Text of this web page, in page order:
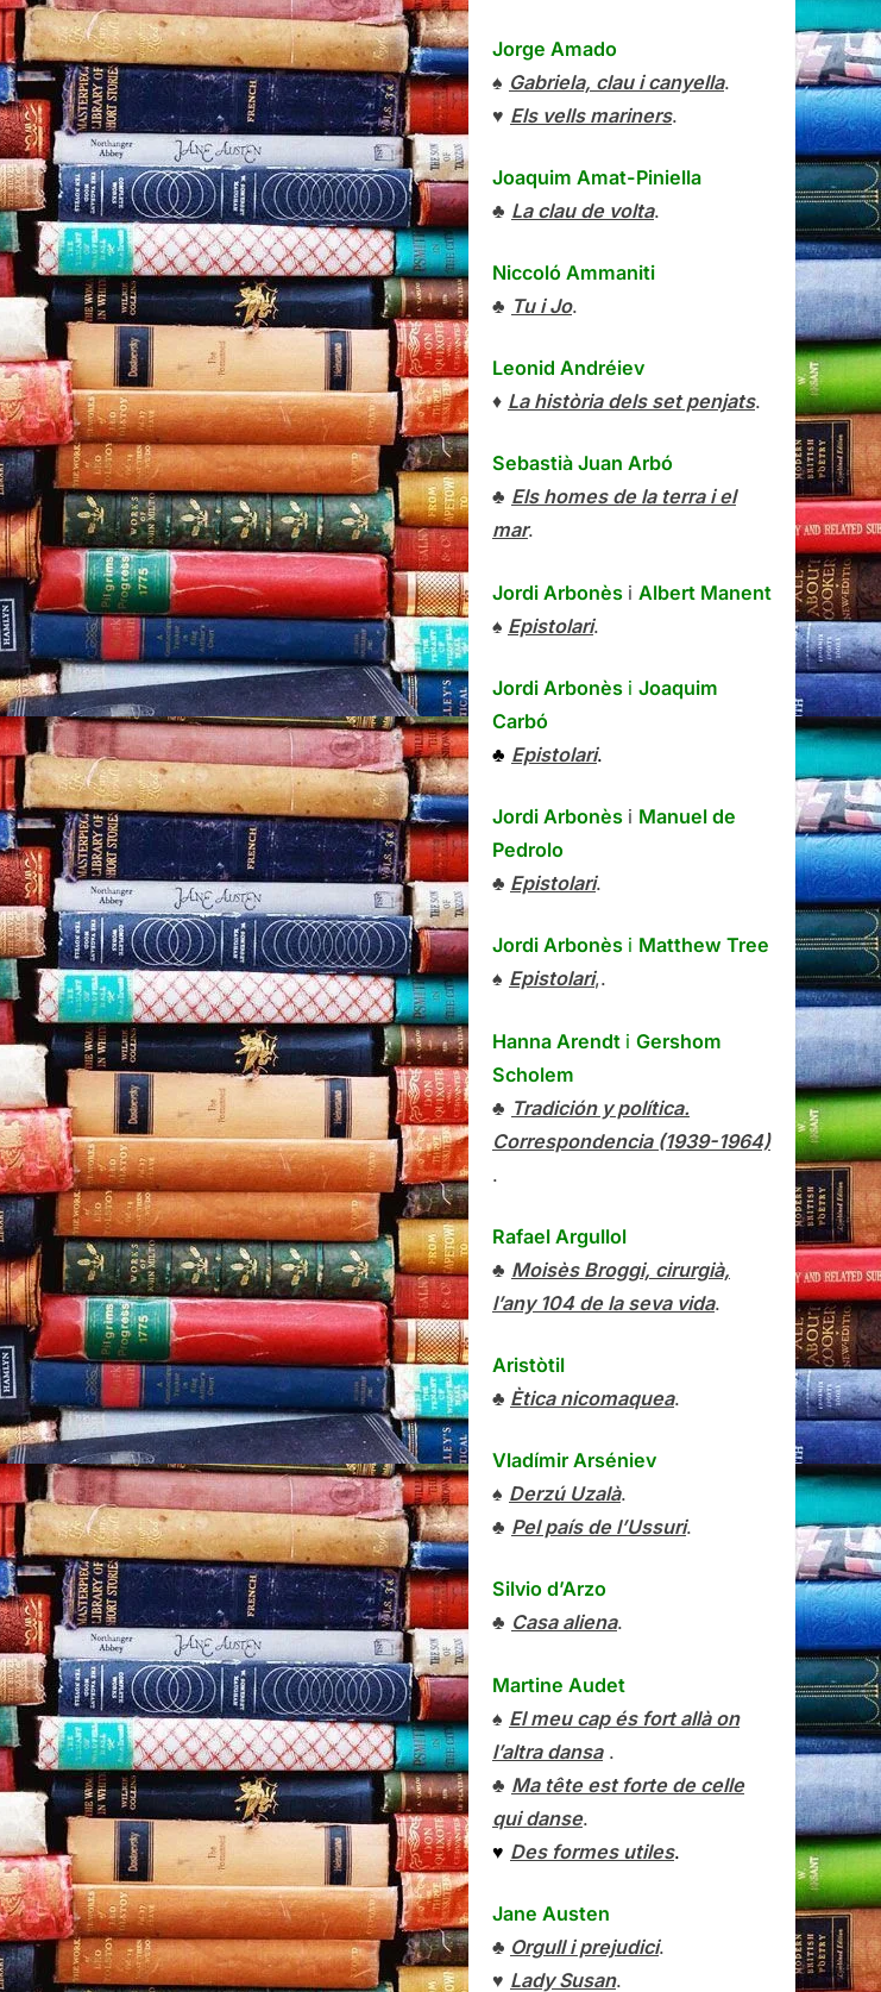
Jorge Amado
♠ Gabriela, clau i canyella.
♥ Els vells mariners.
Joaquim Amat-Piniella
♣ La clau de volta.
Niccoló Ammaniti
♣ Tu i Jo.
Leonid Andréiev
♦ La història dels set penjats.
Sebastià Juan Arbó
♣ Els homes de la terra i el
mar.
Jordi Arbonès i Albert Manent
♠ Epistolari.
Jordi Arbonès i Joaquim
Carbó
♣ Epistolari.
Jordi Arbonès i Manuel de
Pedrolo
♣ Epistolari.
Jordi Arbonès i Matthew Tree
♠ Epistolari,.
Hanna Arendt i Gershom
Scholem
♣ Tradición y política.
Correspondencia (1939-1964)
.
Rafael Argullol
♣ Moisès Broggi, cirurgià,
l’any 104 de la seva vida.
Aristòtil
♣ Ètica nicomaquea.
Vladímir Arséniev
♠ Derzú Uzalà.
♣ Pel país de l’Ussuri.
Silvio d’Arzo
♣ Casa aliena.
Martine Audet
♠ El meu cap és fort allà on
l’altra dansa.
♣ Ma tête est forte de celle
qui danse.
♥ Des formes utiles.
Jane Austen
♣ Orgull i prejudici.
♥ Lady Susan.